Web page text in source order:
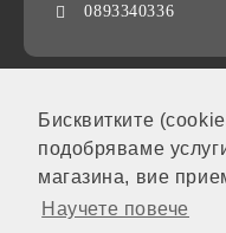
Бисквитките
подобряваме
магазина, вие
Научете повече
0893340336
Нашият онлайн